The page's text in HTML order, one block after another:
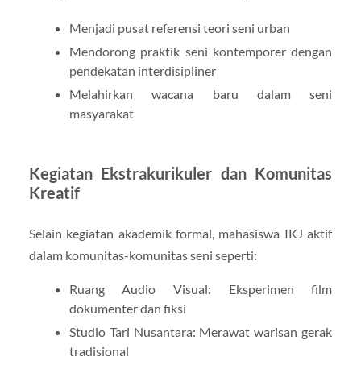
Menjadi pusat referensi teori seni urban
Mendorong praktik seni kontemporer dengan
pendekatan interdisipliner
Melahirkan wacana baru dalam seni
masyarakat
Kegiatan Ekstrakurikuler dan Komunitas
Kreatif
Selain kegiatan akademik formal, mahasiswa IKJ aktif
dalam komunitas-komunitas seni seperti:
Ruang Audio Visual: Eksperimen film
dokumenter dan fiksi
Studio Tari Nusantara: Merawat warisan gerak
tradisional